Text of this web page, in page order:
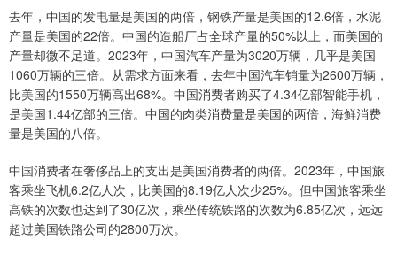
去年，中国的发电量是美国的两倍，钢铁产量是美国的12.6倍，水泥
产量是美国的22倍。中国的造船厂占全球产量的50%以上，而美国的
产量却微不足道。2023年，中国汽车产量为3020万辆，几乎是美国
1060万辆的三倍。从需求方面来看，去年中国汽车销量为2600万辆，
比美国的1550万辆高出68%。中国消费者购买了4.34亿部智能手机，
是美国1.44亿部的三倍。中国的肉类消费量是美国的两倍，海鲜消费
量是美国的八倍。
中国消费者在奢侈品上的支出是美国消费者的两倍。2023年，中国旅
客乘坐飞机6.2亿人次，比美国的8.19亿人次少25%。但中国旅客乘坐
高铁的次数也达到了30亿次，乘坐传统铁路的次数为6.85亿次，远远
超过美国铁路公司的2800万次。